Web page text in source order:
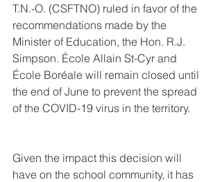
T.N.-O. (CSFTNO) ruled in favor of the
recommendations made by the
Minister of Education, the Hon. R.J.
Simpson. École Allain St-Cyr and
École Boréale will remain closed until
the end of June to prevent the spread
of the COVID-19 virus in the territory.
Given the impact this decision will
have on the school community, it has